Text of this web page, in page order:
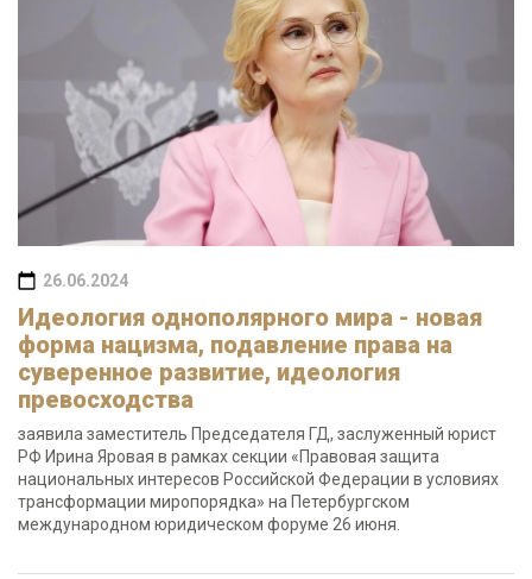
26.06.2024
Идеология однополярного мира - новая
форма нацизма, подавление права на
суверенное развитие, идеология
превосходства
заявила заместитель Председателя ГД, заслуженный юрист
РФ Ирина Яровая в рамках секции «Правовая защита
национальных интересов Российской Федерации в условиях
трансформации миропорядка» на Петербургском
международном юридическом форуме 26 июня.